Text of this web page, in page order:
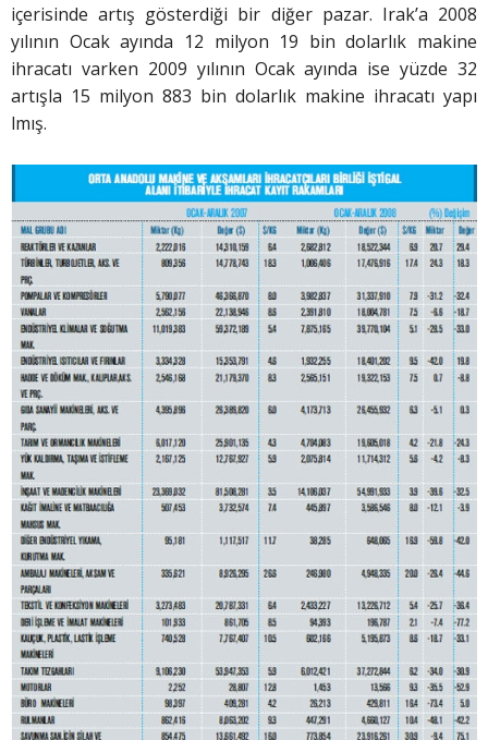
içerisinde artış gösterdiği bir diğer pazar. Irak’a 2008
yılının Ocak ayında 12 milyon 19 bin dolarlık makine
ihracatı varken 2009 yılının Ocak ayında ise yüzde 32
artışla 15 milyon 883 bin dolarlık makine ihracatı yapı
lmış.